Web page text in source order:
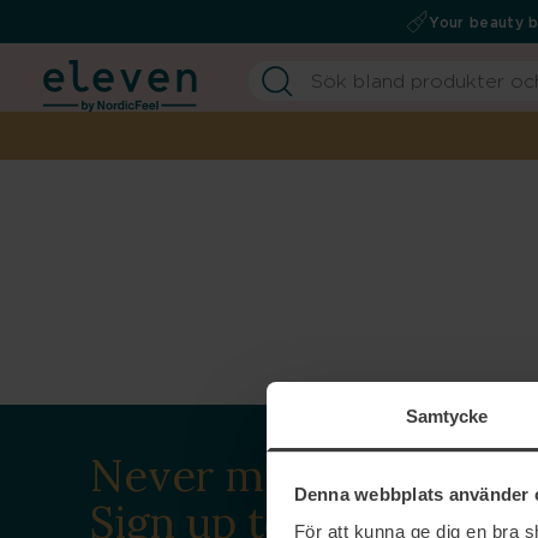
Samtycke
Denna webbplats använder
För att kunna ge dig en bra
Your beauty
Never miss a beat.
Sign up to our